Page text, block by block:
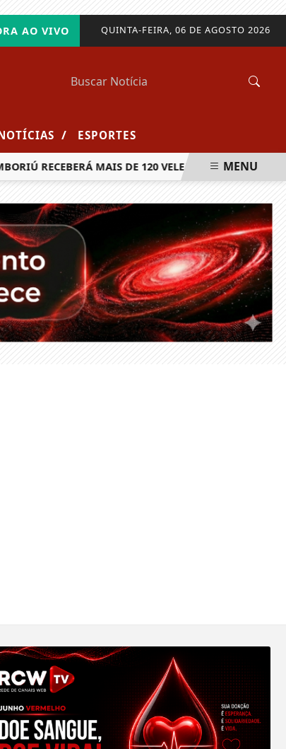
QUINTA-FEIRA, 06 DE AGOSTO 2026
AO VIVO
/ ESPORTES
RECEBERÁ MAIS DE 120 VELEJADORES PARA AMENU